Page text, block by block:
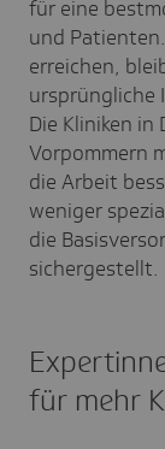
für eine
und
erreichen,
ursprüngliche
Die Kliniken
Vorpommern
die Arbeit
weniger
die
sichergestellt.
für mehr